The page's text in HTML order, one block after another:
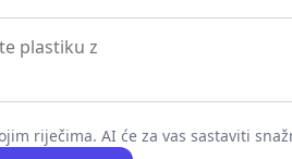
riječima. AI će za vas sastaviti